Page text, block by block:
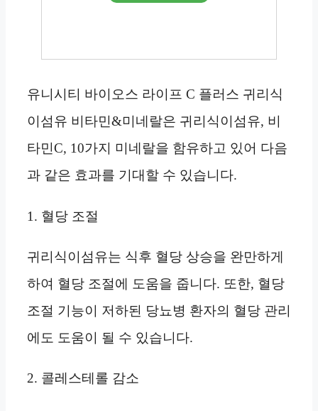
유니시티 바이오스 라이프 C 플러스 귀리식
이섬유 비타민&미네랄은 귀리식이섬유, 비
타민C, 10가지 미네랄을 함유하고 있어 다음
과 같은 효과를 기대할 수 있습니다.
1. 혈당 조절
귀리식이섬유는 식후 혈당 상승을 완만하게
하여 혈당 조절에 도움을 줍니다. 또한, 혈당
조절 기능이 저하된 당뇨병 환자의 혈당 관리
에도 도움이 될 수 있습니다.
2. 콜레스테롤 감소